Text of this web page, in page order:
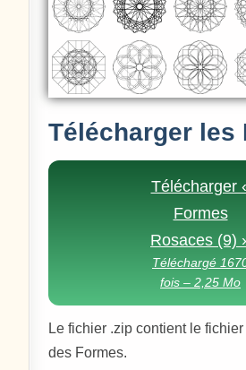
Télécharger les
Télécharger
Formes
Rosaces (9)
Téléchargé
fois – 2,25 Mo
Le fichier .zip contient le fichier
des Formes.